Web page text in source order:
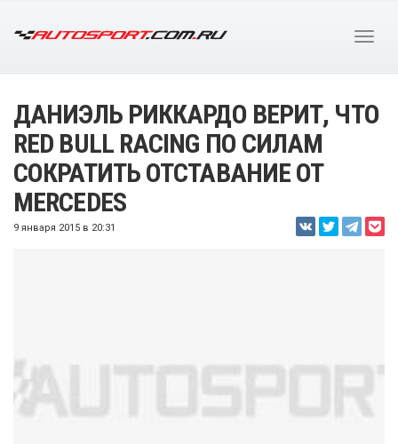
ДАНИЭЛЬ РИККАРДО ВЕРИТ, ЧТО
RED BULL RACING ПО СИЛАМ
СОКРАТИТЬ ОТСТАВАНИЕ ОТ
MERCEDES
9 января 2015 в 20:31